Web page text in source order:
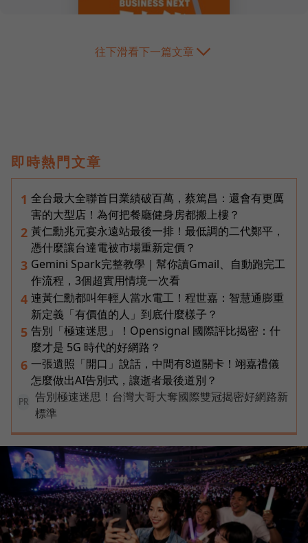
往下滑看下一篇文章
即時熱門文章
1 全台最大全聯首日業績破百萬，蔡篤昌：還會有更厲
害的大型店！為何把餐廳健身房都搬上樓？
2 黃仁勳兆元宴永遠站最後一排！最低調的二代鄭平，
憑什麼讓台達電被市場重新定價？
3 Gemini Spark完整教學｜幫你讀Gmail、自動跑完工
作流程，3個超實用情境一次看
4 連黃仁勳都叫年輕人當水電工！程世嘉：智慧通膨重
新定義「有價值的人」到底什麼樣子？
5 告別「極速迷思」！Opensignal 國際評比揭密：什
麼才是 5G 時代的好網路？
6 一張遺照「開口」說話，中間有8道關卡！翊嘉禮儀
怎麼做出AI告別式，讓逝者最後道別？
PR
告別極速迷思！台灣大哥大奪國際雙冠揭密好網路新
標準